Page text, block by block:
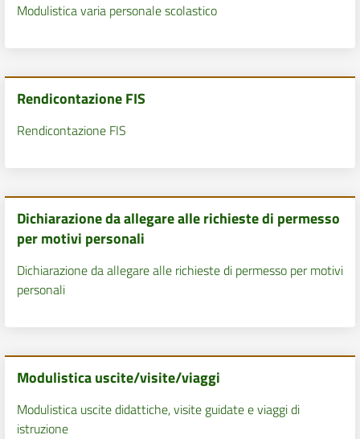
Modulistica varia personale scolastico
Rendicontazione FIS
Rendicontazione FIS
Dichiarazione da allegare alle richieste di permesso
per motivi personali
Dichiarazione da allegare alle richieste di permesso per motivi
personali
Modulistica uscite/visite/viaggi
Modulistica uscite didattiche, visite guidate e viaggi di
istruzione